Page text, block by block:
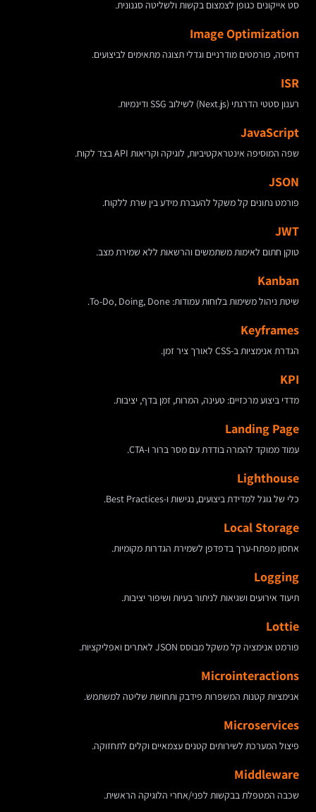
סט אייקונים כגופן לצמצום בקשות ולשליטה סגנונית.
Image Optimization
דחיסה, פורמטים מודרניים וגדלי תצוגה מתאימים לביצועים.
ISR
רענון סטטי הדרגתי (Next.js) לשילוב SSG ודינמיות.
JavaScript
שפה המוסיפה אינטראקטיביות, לוגיקה וקריאות API בצד לקוח.
JSON
פורמט נתונים קל משקל להעברת מידע בין שרת ללקוח.
JWT
טוקן חתום לאימות משתמשים והרשאות ללא שמירת מצב.
Kanban
שיטת ניהול משימות בלוחות עמודות: To-Do, Doing, Done.
Keyframes
הגדרת אנימציות ב-CSS לאורך ציר זמן.
KPI
מדדי ביצוע מרכזיים: טעינה, המרות, זמן בדף, יציבות.
Landing Page
עמוד ממוקד להמרה בודדת עם מסר ברור ו-CTA.
Lighthouse
כלי של גוגל למדידת ביצועים, נגישות ו-Best Practices.
Local Storage
אחסון מפתח-ערך בדפדפן לשמירת הגדרות מקומיות.
Logging
תיעוד אירועים ושגיאות לניתור בעיות ושיפור יציבות.
Lottie
פורמט אנימציה קל משקל מבוסס JSON לאתרים ואפליקציות.
Microinteractions
אנימציות קטנות המשפרות פידבק ותחושת שליטה למשתמש.
Microservices
פיצול המערכת לשירותים קטנים עצמאיים וקלים לתחזוקה.
Middleware
שכבה המטפלת בבקשות לפני/אחרי הלוגיקה הראשית.